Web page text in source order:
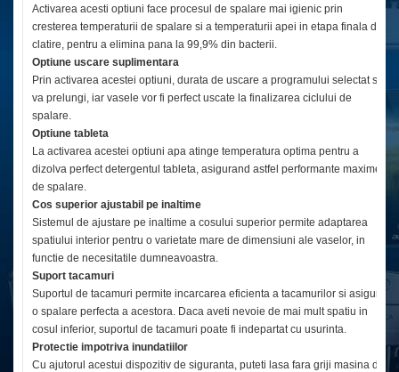
Activarea acesti optiuni face procesul de spalare mai igienic prin
cresterea temperaturii de spalare si a temperaturii apei in etapa finala de
clatire, pentru a elimina pana la 99,9% din bacterii.
Optiune uscare suplimentara
Prin activarea acestei optiuni, durata de uscare a programului selectat se
va prelungi, iar vasele vor fi perfect uscate la finalizarea ciclului de
spalare.
Optiune tableta
La activarea acestei optiuni apa atinge temperatura optima pentru a
dizolva perfect detergentul tableta, asigurand astfel performante maxime
de spalare.
Cos superior ajustabil pe inaltime
Sistemul de ajustare pe inaltime a cosului superior permite adaptarea
spatiului interior pentru o varietate mare de dimensiuni ale vaselor, in
functie de necesitatile dumneavoastra.
Suport tacamuri
Suportul de tacamuri permite incarcarea eficienta a tacamurilor si asigura
o spalare perfecta a acestora. Daca aveti nevoie de mai mult spatiu in
cosul inferior, suportul de tacamuri poate fi indepartat cu usurinta.
Protectie impotriva inundatiilor
Cu ajutorul acestui dispozitiv de siguranta, puteti lasa fara griji masina de